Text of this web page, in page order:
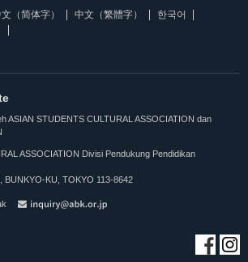
（简体字） 中文（繁體字）
한국어
ASIAN STUDENTS CULTURAL ASSOCIATION dan
ASSOCIATION Divisi Pendukung Pendidikan
BUNKYO-KU, TOKYO 113-8642